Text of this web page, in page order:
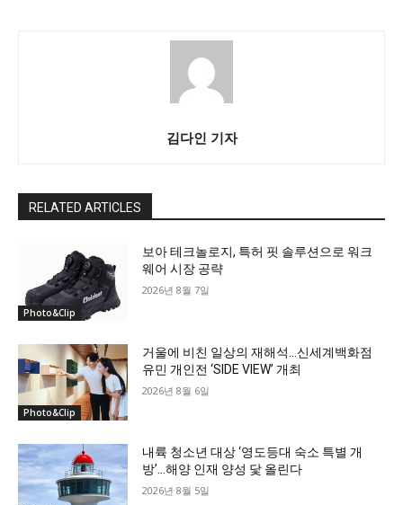
김다인 기자
RELATED ARTICLES
Photo&Clip
보아 테크놀로지, 특허 핏 솔루션으로 워크
웨어 시장 공략
2026년 8월 7일
Photo&Clip
거울에 비친 일상의 재해석…신세계백화점
유민 개인전 ‘SIDE VIEW’ 개최
2026년 8월 6일
내륙 청소년 대상 ‘영도등대 숙소 특별 개
방’…해양 인재 양성 닻 올린다
2026년 8월 5일